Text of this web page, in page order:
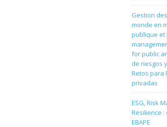
Gestion
monde en
publique et
for public
de riesgos
Retos para
privadas
ESG, Risk
Resilience :
EBAPE